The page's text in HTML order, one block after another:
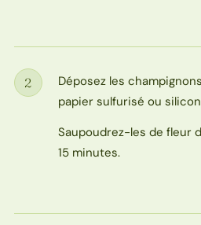
Étape
2
Déposez les
papier sulfurisé ou
Saupoudrez-les de fleur
15 minutes.